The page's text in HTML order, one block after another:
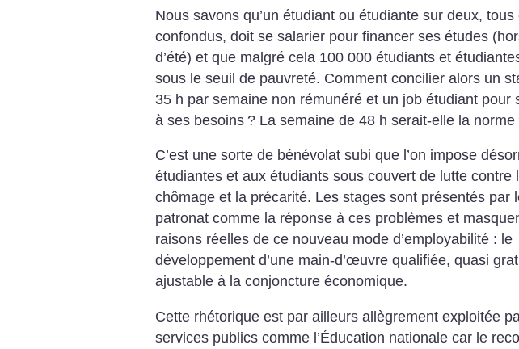
Nous savons qu’un étudiant ou étudiante sur deux, tous
confondus, doit se salarier pour financer ses études
d’été) et que malgré cela 100 000 étudiants et
sous le seuil de pauvreté. Comment concilier alors un
35 h par semaine non rémunéré et un job étudiant pour
à ses besoins ? La semaine de 48 h serait-elle la norme
C’est une sorte de bénévolat subi que l’on impose
étudiantes et aux étudiants sous couvert de lutte contre
chômage et la précarité. Les stages sont présentés par
patronat comme la réponse à ces problèmes et
raisons réelles de ce nouveau mode d’employabilité : le
développement d’une main-d’œuvre qualifiée, quasi
ajustable à la conjoncture économique.
Cette rhétorique est par ailleurs allègrement exploitée
services publics comme l’Éducation nationale car le